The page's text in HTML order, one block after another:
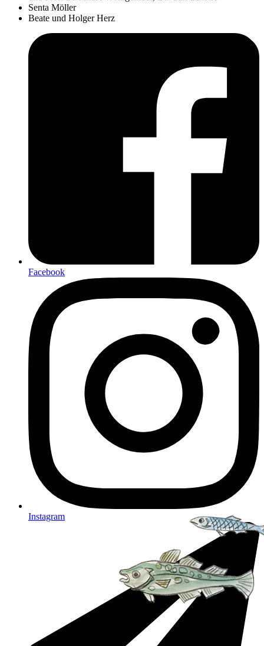
Senta Möller
Beate und Holger Herz
Facebook
Instagram